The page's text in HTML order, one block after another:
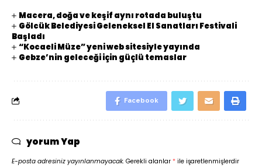
Macera, doğa ve keşif aynı rotada buluştu
Gölcük Belediyesi Geleneksel El Sanatları Festivali
Başladı
“Kocaeli Müze” yeni web sitesiyle yayında
Gebze’nin geleceği için güçlü temaslar
Facebook
yorum Yap
E-posta adresiniz yayınlanmayacak. Gerekli alanlar * ile işaretlenmişlerdir